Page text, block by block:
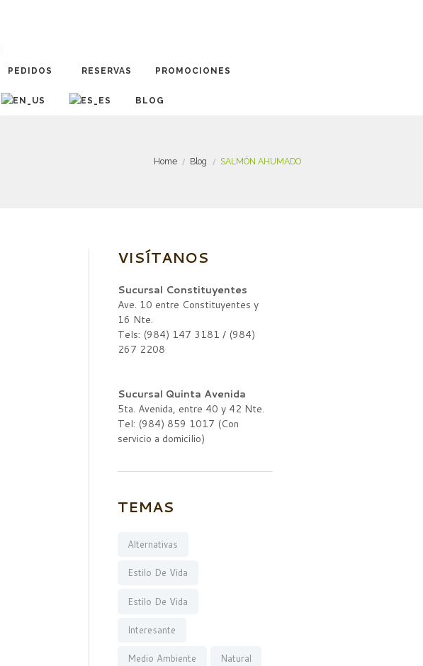
PEDIDOS RESERVAS PROMOCIONES
BLOG
Home Blog SALMÓN AHUMADO
VISÍTANOS
Sucursal Constituyentes
Ave. 10 entre Constituyentes y
16 Nte.
Tels: (984) 147 3181 / (984)
267 2208
Sucursal Quinta Avenida
5ta. Avenida, entre 40 y 42 Nte.
Tel: (984) 859 1017 (Con
servicio a domicilio)
TEMAS
Alternativas
Estilo De Vida
Estilo De Vida
Interesante
Medio Ambiente Natural